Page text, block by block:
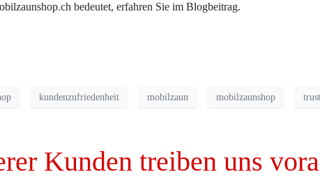
bedeutet, erfahren Sie im Blogbeitrag.
kundenzufriedenheit mobilzaun mobilzaunshop
Kunden treiben uns